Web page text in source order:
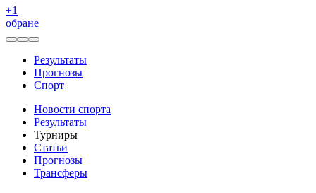
+1
обране
Результаты
Прогнозы
Спорт
Новости спорта
Результаты
Турниры
Статьи
Прогнозы
Трансферы